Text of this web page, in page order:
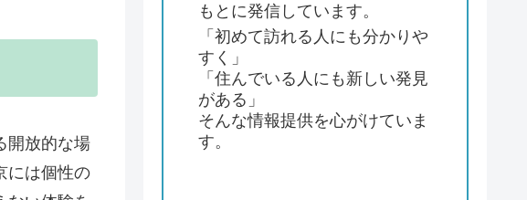
開放的な場
には個性の
もとに発信しています。
「初めて訪れる人にも分かりや
すく」
「住んでいる人にも新しい発見
がある」
そんな情報提供を心がけていま
す。